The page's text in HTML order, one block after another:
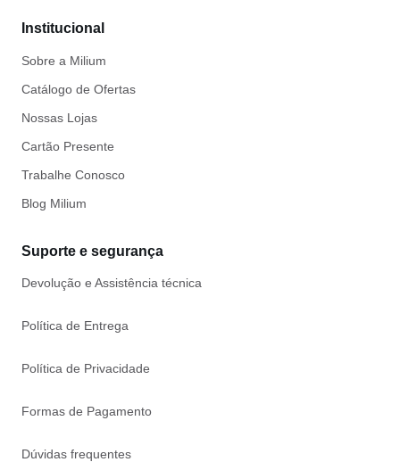
Institucional
Sobre a Milium
Catálogo de Ofertas
Nossas Lojas
Cartão Presente
Trabalhe Conosco
Blog Milium
Suporte e segurança
Devolução e Assistência técnica
Política de Entrega
Política de Privacidade
Formas de Pagamento
Dúvidas frequentes